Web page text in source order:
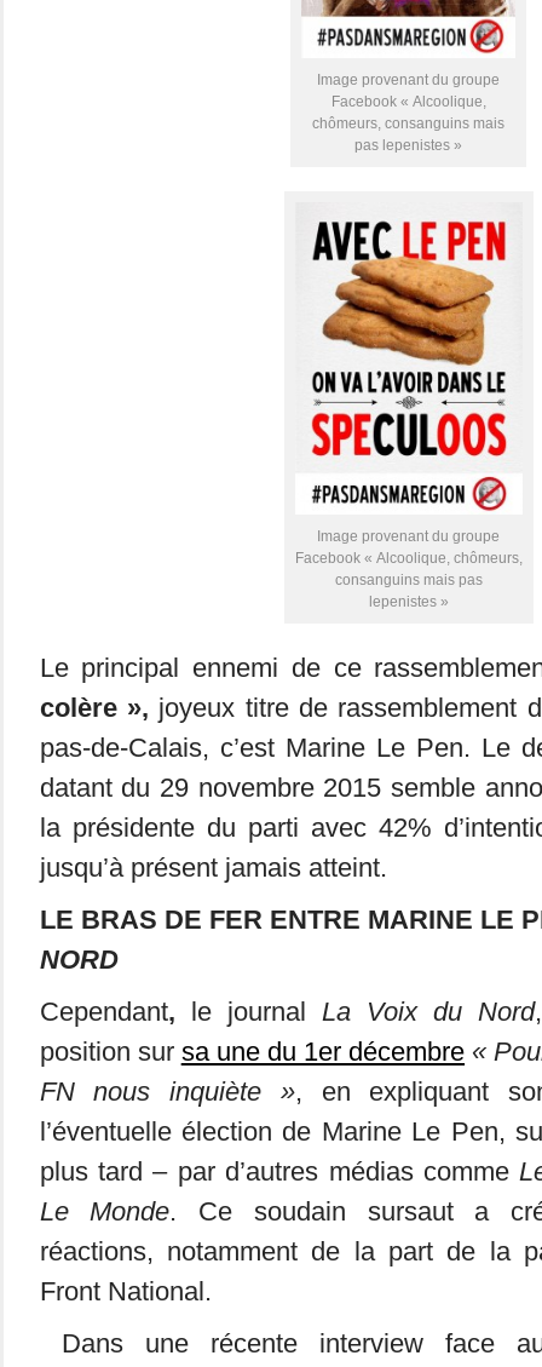
Image provenant du groupe
Facebook « Alcoolique,
chômeurs, consanguins mais
pas lepenistes »
Image provenant du groupe
Facebook « Alcoolique, chômeurs,
consanguins mais pas
lepenistes »
Le principal ennemi de ce
colère », joyeux titre de rassemblement
pas-de-Calais, c’est Marine Le Pen. Le
datant du 29 novembre 2015 semble
la présidente du parti avec 42%
jusqu’à présent jamais atteint.
LE BRAS DE FER ENTRE MARINE LE
NORD
Cependant, le journal La Voix du Nord
position sur sa une du 1er décembre «
FN nous inquiète », en expliquant
l’éventuelle élection de Marine Le Pen,
plus tard – par d’autres médias comme
Le Monde. Ce soudain sursaut a
réactions, notamment de la part de la
Front National.
Dans une récente interview face